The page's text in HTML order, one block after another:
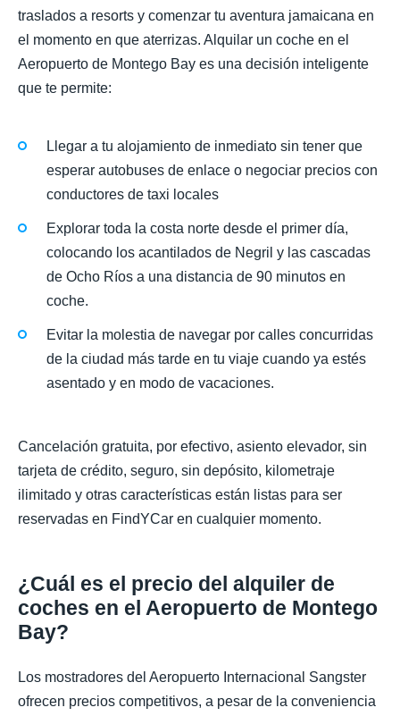
traslados a resorts y comenzar tu aventura jamaicana en
el momento en que aterrizas. Alquilar un coche en el
Aeropuerto de Montego Bay es una decisión inteligente
que te permite:
Llegar a tu alojamiento de inmediato sin tener que
esperar autobuses de enlace o negociar precios con
conductores de taxi locales
Explorar toda la costa norte desde el primer día,
colocando los acantilados de Negril y las cascadas
de Ocho Ríos a una distancia de 90 minutos en
coche.
Evitar la molestia de navegar por calles concurridas
de la ciudad más tarde en tu viaje cuando ya estés
asentado y en modo de vacaciones.
Cancelación gratuita, por efectivo, asiento elevador, sin
tarjeta de crédito, seguro, sin depósito, kilometraje
ilimitado y otras características están listas para ser
reservadas en FindYCar en cualquier momento.
¿Cuál es el precio del alquiler de
coches en el Aeropuerto de Montego
Bay?
Los mostradores del Aeropuerto Internacional Sangster
ofrecen precios competitivos, a pesar de la conveniencia